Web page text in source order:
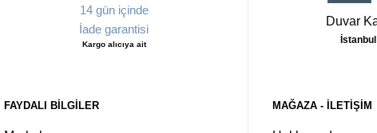
14 gün içinde
İade garantisi
Kargo alıcıya ait
Duvar
FAYDALI BILGILER MAĞAZA - ILETIŞIM